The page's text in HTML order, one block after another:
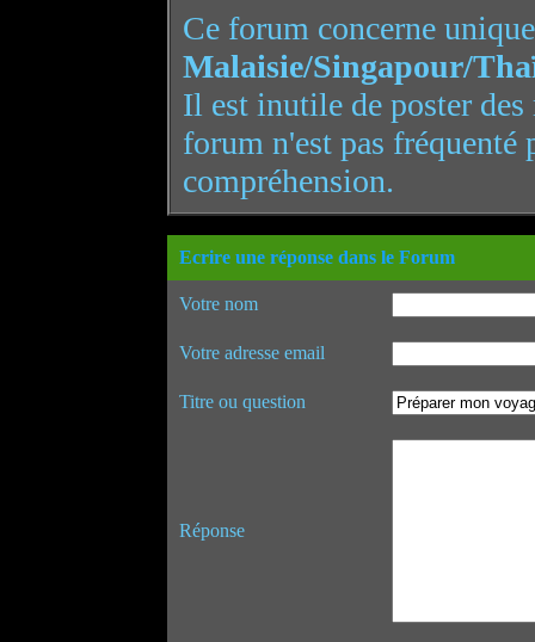
Ce forum concerne
Malaisie/Singapour/
Il est inutile de poster
forum n'est pas
compréhension.
Ecrire une réponse dans le Forum
Votre nom
Votre adresse email
Titre ou question
Réponse